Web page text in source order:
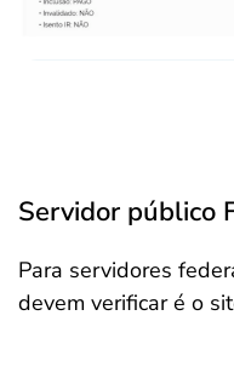
Servidor público
Para servidores
devem verificar é o